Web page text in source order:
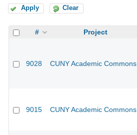
Apply Clear
# Project
9028 CUNY Academic Commons
9015 CUNY Academic Commons